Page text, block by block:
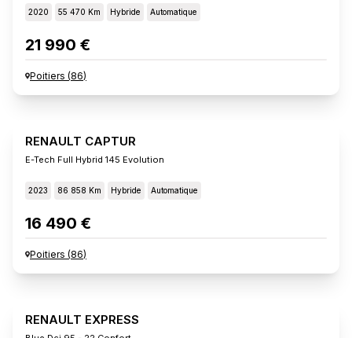
2020 55 470 Km Hybride Automatique
21 990 €
Poitiers (86)
RENAULT CAPTUR
E-Tech Full Hybrid 145 Evolution
2023 86 858 Km Hybride Automatique
16 490 €
Poitiers (86)
RENAULT EXPRESS